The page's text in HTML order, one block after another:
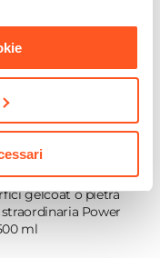
PW1
per piatti doccia
gelcoat o pietra
Power
ml